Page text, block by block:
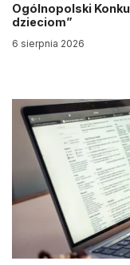
Ogólnopolski
dzieciom”
6 sierpnia 2026